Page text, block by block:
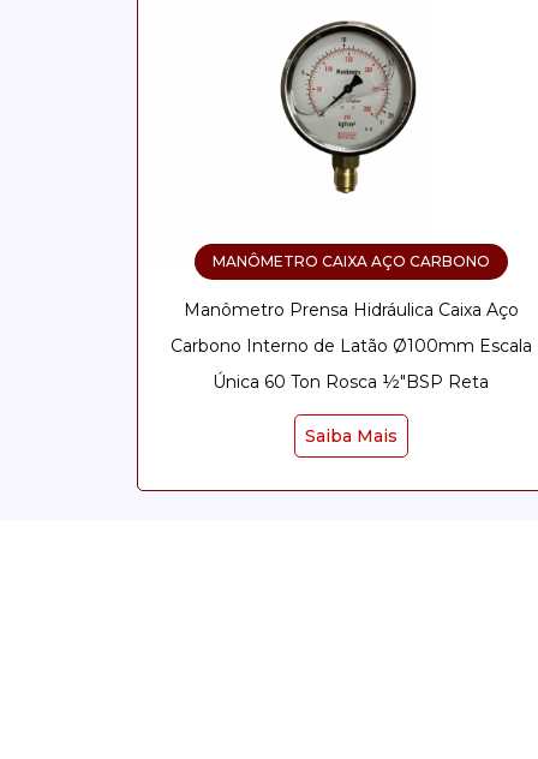
MANÔMETRO CAIXA AÇO CARBONO
Manômetro Prensa Hidráulica Caixa Aço
Carbono Interno de Latão Ø100mm Escala
Única 60 Ton Rosca ½"BSP Reta
Saiba Mais